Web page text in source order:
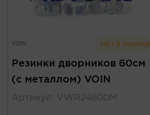
VOIN Нет в наличии
Резинки дворников 60см
(с металлом) VOIN
Артикул : VWR24600M